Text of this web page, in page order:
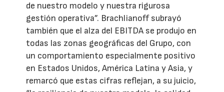
de nuestro modelo y nuestra rigurosa
gestión operativa”. Brachlianoff subrayó
también que el alza del EBITDA se produjo en
todas las zonas geográficas del Grupo, con
un comportamiento especialmente positivo
en Estados Unidos, América Latina y Asia, y
remarcó que estas cifras reflejan, a su juicio,